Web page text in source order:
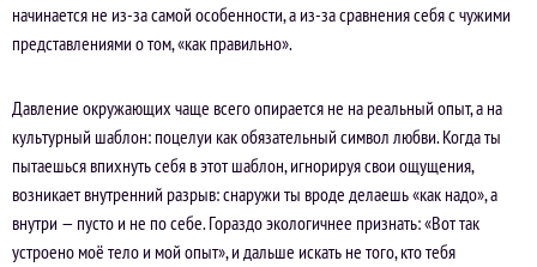
начинается не из-за самой особенности, а из-за сравнения себя с чужими
представлениями о том, «как правильно».
Давление окружающих чаще всего опирается не на реальный опыт, а на
культурный шаблон: поцелуи как обязательный символ любви. Когда ты
пытаешься впихнуть себя в этот шаблон, игнорируя свои ощущения,
возникает внутренний разрыв: снаружи ты вроде делаешь «как надо», а
внутри — пусто и не по себе. Гораздо экологичнее признать: «Вот так
устроено моё тело и мой опыт», и дальше искать не того, кто тебя